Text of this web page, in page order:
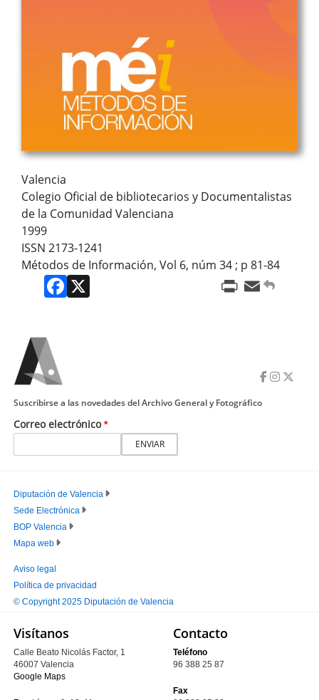
Valencia
Colegio Oficial de bibliotecarios y Documentalistas
de la Comunidad Valenciana
1999
ISSN 2173-1241
Métodos de Información, Vol 6, núm 34 ; p 81-84
Facebook
PrintEmail
Correo electrónico
Suscribirse a las novedades del Archivo General y Fotográfico
PIE
PRINCIPAL
Diputación de Valencia
Sede Electrónica
BOP Valencia
Mapa web
PIE
SECUNDARIO
Aviso legal
Política de privacidad
© Copyright 2025 Diputación de Valencia
Visítanos
Calle Beato Nicolás Factor, 1
46007 Valencia
Google Maps
Contacto
Teléfono
96 388 25 87
Fax